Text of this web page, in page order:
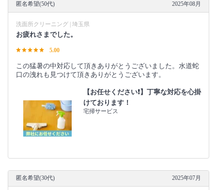
匿名希望(50代) 2025年08月
洗面所クリーニング | 埼玉県
お疲れさまでした。
5.00
この猛暑の中対応して頂きありがとうございました。水道蛇
口の洩れも見つけて頂きありがとうございます。
【お任せください❗️】丁寧な対応を心掛
けております！
宅掃サービス
匿名希望(30代) 2025年07月